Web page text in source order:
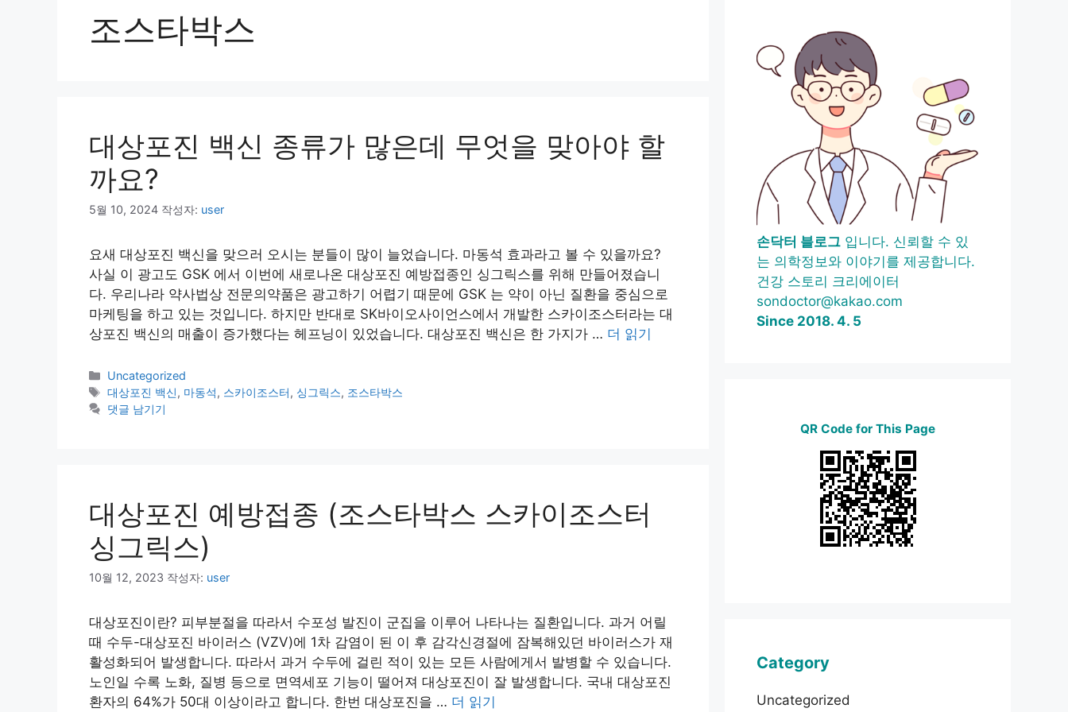
조스타박스
대상포진 백신 종류가 많은데 무엇을 맞아야 할
까요?
5월 10, 2024 작성자: user
요새 대상포진 백신을 맞으러 오시는 분들이 많이 늘었습니다. 마동석 효과라고 볼 수 있을까요?
사실 이 광고도 GSK 에서 이번에 새로나온 대상포진 예방접종인 싱그릭스를 위해 만들어졌습니
다. 우리나라 약사법상 전문의약품은 광고하기 어렵기 때문에 GSK 는 약이 아닌 질환을 중심으로
마케팅을 하고 있는 것입니다. 하지만 반대로 SK바이오사이언스에서 개발한 스카이조스터라는 대
상포진 백신의 매출이 증가했다는 헤프닝이 있었습니다. 대상포진 백신은 한 가지가 … 더 읽기
카
테
고
Uncategorized
태
그
대상포진 백신, 마동석, 스카이조스터, 싱그릭스, 조스타박스
댓글 남기기
대상포진 예방접종 (조스타박스 스카이조스터
싱그릭스)
10월 12, 2023 작성자: user
대상포진이란? 피부분절을 따라서 수포성 발진이 군집을 이루어 나타나는 질환입니다. 과거 어릴
때 수두-대상포진 바이러스 (VZV)에 1차 감염이 된 이 후 감각신경절에 잠복해있던 바이러스가 재
활성화되어 발생합니다. 따라서 과거 수두에 걸린 적이 있는 모든 사람에게서 발병할 수 있습니다.
노인일 수록 노화, 질병 등으로 면역세포 기능이 떨어져 대상포진이 잘 발생합니다. 국내 대상포진
환자의 64%가 50대 이상이라고 합니다. 한번 대상포진을 … 더 읽기
손닥터 블로그 입니다. 신뢰할 수 있
는 의학정보와 이야기를 제공합니다.
건강 스토리 크리에이터
sondoctor@kakao.com
Since 2018. 4. 5
QR Code for This Page
Category
Uncategorized